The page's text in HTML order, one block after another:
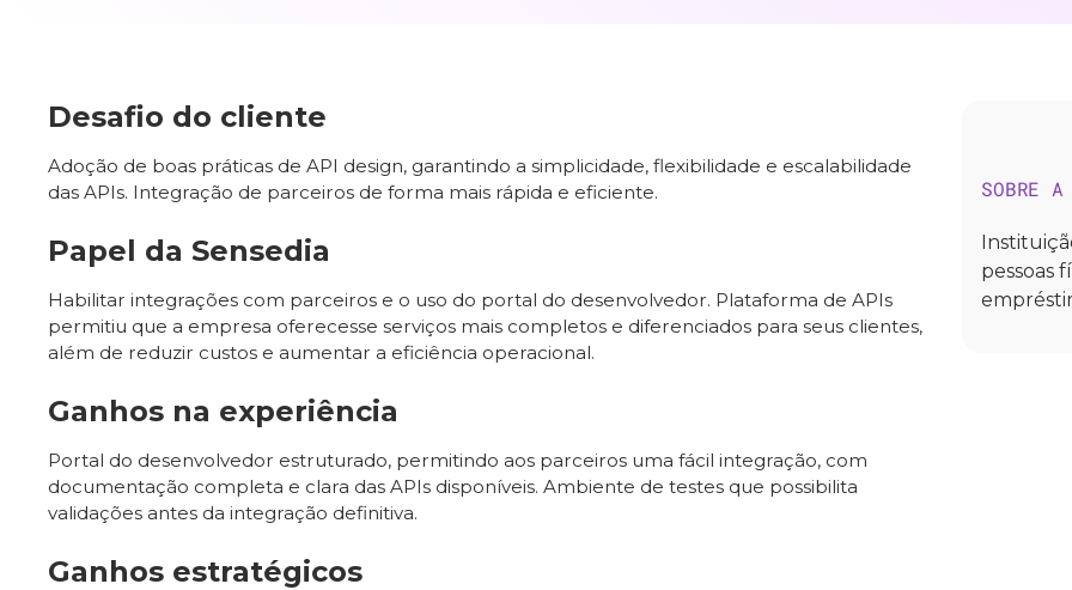
Desafio do cliente
Adoção de boas práticas de API design, garantindo a simplicidade, flexibilidade e escalabilidade
das APIs. Integração de parceiros de forma mais rápida e eficiente.
Papel da Sensedia
Habilitar integrações com parceiros e o uso do portal do desenvolvedor. Plataforma de APIs
permitiu que a empresa oferecesse serviços mais completos e diferenciados para seus clientes,
além de reduzir custos e aumentar a eficiência operacional.
Ganhos na experiência
Portal do desenvolvedor estruturado, permitindo aos parceiros uma fácil integração, com
documentação completa e clara das APIs disponíveis. Ambiente de testes que possibilita
validações antes da integração definitiva.
Ganhos estratégicos
SOBRE A
pessoas